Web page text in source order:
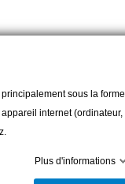
sous la forme
internet (ordinateur,
Plus d'informations